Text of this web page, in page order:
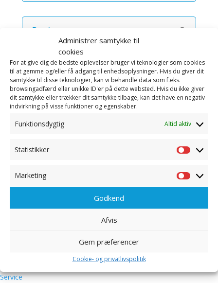
Administrer samtykke til
cookies
For at give dig de bedste oplevelser bruger vi teknologier som cookies
til at gemme og/eller få adgang til enhedsoplysninger. Hvis du giver dit
samtykke til disse teknologier, kan vi behandle data som f.eks.
browsingadfærd eller unikke ID'er på dette websted. Hvis du ikke giver
dit samtykke eller trækker dit samtykke tilbage, kan det have en negativ
indvirkning på visse funktioner og egenskaber.
Funktionsdygtig Altid aktiv
Statistikker
Marketing
Godkend
Afvis
Gem præferencer
Cookie- og privatlivspolitik
Brochurer
Videoer
Har du fået brev fra kommunen?
Service